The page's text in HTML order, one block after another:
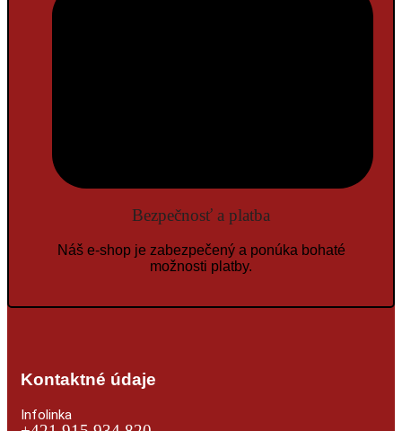
Bezpečnosť a platba
Náš e-shop je zabezpečený a ponúka bohaté
možnosti platby.
Kontaktné údaje
Infolinka